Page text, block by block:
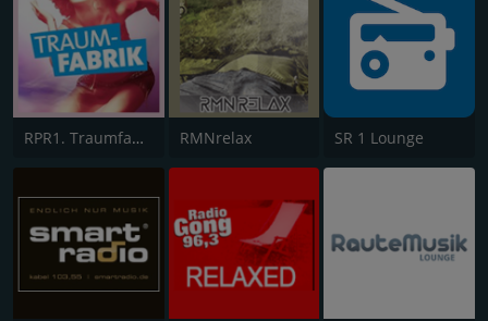
RPR1. Traumfabrik RMNrelax SR 1 Lounge